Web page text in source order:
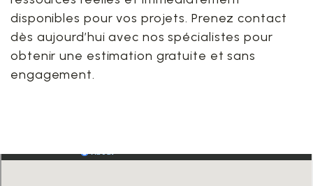
disponibles pour vos projets. Prenez contact
dès aujourd’hui avec nos spécialistes pour
obtenir une estimation gratuite et sans
engagement.